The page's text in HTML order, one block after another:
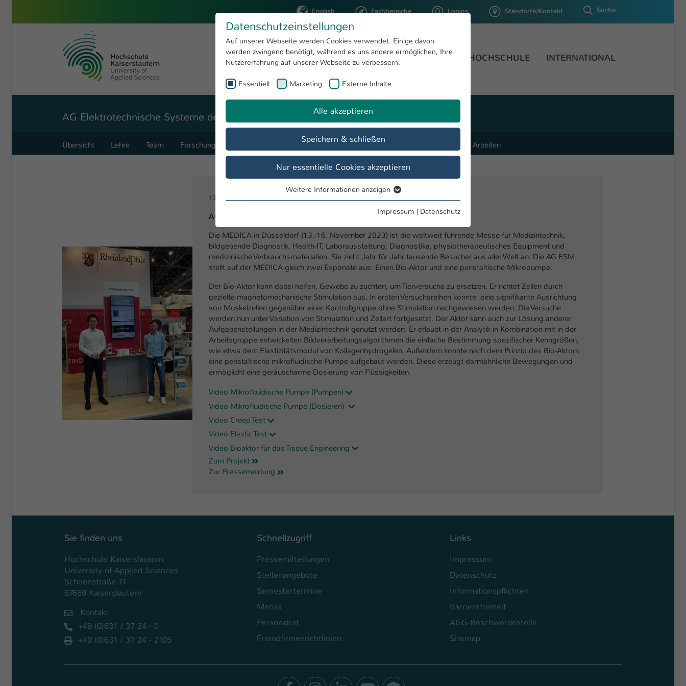
English Fachbereiche Logins Standorte/Kontakt Suche
Hochschule Kaiserslautern
STUDIUM FORSCHUNG HOCHSCHULE INTERNATIONAL
Sie sind hier: Weitere News News 2023 November 2023
AG Elektrotechnische Systeme der Mechatronik
Übersicht Lehre Team Forschung Ausstattung/Dienstleistungen Veröffentlichungen Studentische Arbeiten
Show larger version
13.11.2023
AG ESM als Aussteller auf der MEDICA 2023
Die MEDICA in Düsseldorf (13.-16. November 2023) ist die weltweit führende Messe für Medizintechnik,
bildgebende Diagnostik, Health-IT, Laborausstattung, Diagnostika, physiotherapeutisches Equipment und
medizinische Verbrauchsmaterialien. Sie zieht Jahr für Jahr tausende Besucher aus aller Welt an. Die AG ESM
stellt auf der MEDICA gleich zwei Exponate aus: Einen Bio-Aktor und eine peristaltische Mikropumpe.
Der Bio-Aktor kann dabei helfen, Gewebe zu züchten, um Tierversuche zu ersetzen. Er richtet Zellen durch
gezielte magnetomechanische Stimulation aus. In ersten Versuchsreihen konnte eine signifikante Ausrichtung
von Muskelzellen gegenüber einer Kontrollgruppe ohne Stimulation nachgewiesen werden. Die Versuche
werden nun unter Variation von Stimulation und Zellart fortgesetzt. Der Aktor kann auch zur Lösung anderer
Aufgabenstellungen in der Medizintechnik genutzt werden. Er erlaubt in der Analytik in Kombination mit in der
Arbeitsgruppe entwickelten Bildverarbeitungsalgorithmen die einfache Bestimmung spezifischer Kenngrößen,
wie etwa dem Elastizitätsmodul von Kollagenhydrogelen. Außerdem konnte nach dem Prinzip des Bio-Aktors
eine peristaltische mikrofluidische Pumpe aufgebaut werden. Diese erzeugt darmähnliche Bewegungen und
ermöglicht eine geräuscharme Dosierung von Flüssigkeiten.
Video Mikrofkuidische Pumpe (Pumpen)
Video Mikrofluidische Pumpe (Dosieren)
Video Creep Test
Video Elastic Test
Video Bioaktor für das Tissue Engineering
Zum Projekt
Zur Pressemeldung
Sie finden uns
Hochschule Kaiserslautern
University of Applied Sciences
Schoenstraße 11
67659 Kaiserslautern
Kontakt
+49 (0)631 / 37 24 - 0
+49 (0)631 / 37 24 - 2105
Schnellzugriff
Pressemitteilungen
Stellenangebote
Semestertermine
Mensa
Personalrat
Fremdfirmenrichtlinien
Links
Impressum
Datenschutz
Informationspflichten
Barrierefreiheit
AGG-Beschwerdestelle
Sitemap
Datenschutzeinstellungen
Auf unserer Webseite werden Cookies verwendet. Einige davon
werden zwingend benötigt, während es uns andere ermöglichen, Ihre
Nutzererfahrung auf unserer Webseite zu verbessern.
Essentiell Marketing Externe Inhalte
Alle akzeptieren
Speichern & schließen
Nur essentielle Cookies akzeptieren
Essentielle Cookies werden für grundlegende Funktionen der
einwandfrei funktioniert.
Name cookie_optin
Anbieter
Laufzeit 1 Jahr
Zweck
Dieses Cookie wird verwendet, um Ihre Cookie-
Einstellungen für diese Website zu speichern.
Name SgCookieOptin.lastPreferences
Laufzeit 1 Jahr
Zweck
generierte ID, für die historische Speicherung
Zweck
Dieses Cookie ist ein Standard-Session-Cookie
von TYPO3. Es speichert im Fall eines Intranet-
Logins die Session-ID. So kann der eingeloggte
Cookie-Informationen anzeigen
Diese Cookies werden verwendet um das Nutzungsverhalten der
Besucher auf der Website nachzuverfolgen. Die erhobenen Daten
werden anonymisiert und ausschließlich für interne Zwecke
verwendet.
Name _pk_*.*
Anbieter Hochschule Kaiserslautern
Laufzeit 7 Tage
Zweck
Cookie von Matomo für Website-Analysen.
Cookie-Informationen anzeigen
Externe Inhalte
Vimeo, Issuu), um Ihnen zusätzliche Informationen anzubieten.
Weitere Informationen anzeigen
Impressum | Datenschutz